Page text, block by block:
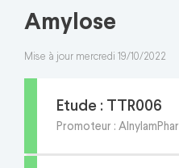
Amylose
Mise à jour mercredi 19/10/2022
Etude : TTR006
Promoteur :